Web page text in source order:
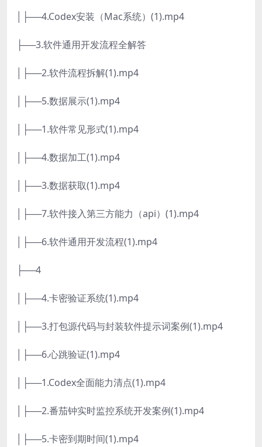
│├──4.Codex安装（Mac系统）(1).mp4
├──3.软件通用开发流程全解答
│├──2.软件流程拆解(1).mp4
│├──5.数据展示(1).mp4
│├──1.软件常见形式(1).mp4
│├──4.数据加工(1).mp4
│├──3.数据获取(1).mp4
│├──7.软件接入第三方能力（api）(1).mp4
│├──6.软件通用开发流程(1).mp4
├──4
│├──4.卡密验证系统(1).mp4
│├──3.打包源代码与封装软件提示词案例(1).mp4
│├──6.心跳验证(1).mp4
│├──1.Codex全面能力清点(1).mp4
│├──2.番茄钟实时监控系统开发案例(1).mp4
│├──5.卡密到期时间(1).mp4